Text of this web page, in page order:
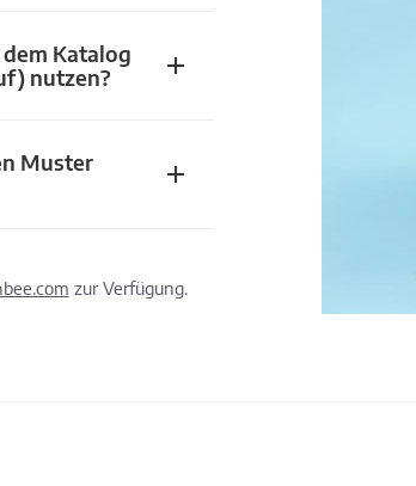
Katalog
nutzen?
Muster
zur Verfügung.